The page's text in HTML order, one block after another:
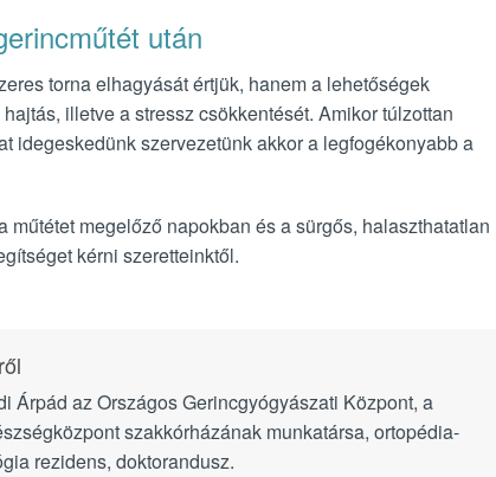
után
torna elhagyását értjük, hanem a lehetőségek
illetve a stressz csökkentését. Amikor túlzottan
idegeskedünk szervezetünk akkor a legfogékonyabb a
műtétet megelőző napokban és a sürgős, halaszthatatlan
kérni szeretteinktől.
Árpád az Országos Gerincgyógyászati Központ, a
szakkórházának munkatársa, ortopédia-
rezidens, doktorandusz.